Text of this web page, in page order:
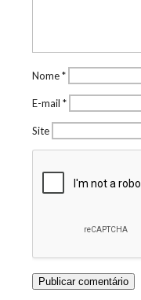
Nome*
E-mail *
Site